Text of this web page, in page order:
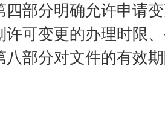
四部分明确允许申请
许可变更的办理时限
八部分对文件的有效